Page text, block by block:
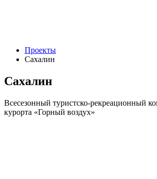
Проекты
Сахалин
Сахалин
Всесезонный туристско-рекреационный
курорта «Горный воздух»